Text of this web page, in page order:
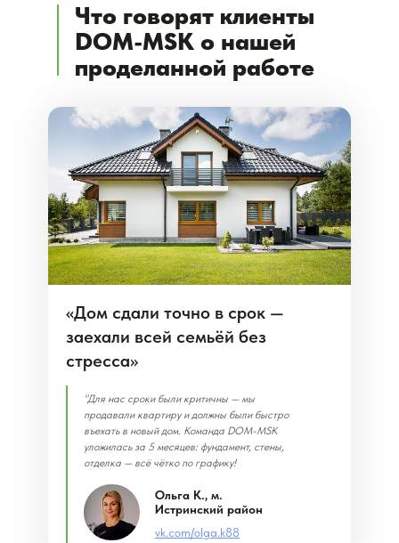
Что говорят клиенты
DOM-MSK о нашей
проделанной работе
«Дом сдали точно в срок —
заехали всей семьёй без
стресса»
Ольга К., м.
Истринский район
vk.com/olga.k88
"Для нас сроки были критичны — мы
продавали квартиру и должны были быстро
въехать в новый дом. Команда DOM-MSK
уложилась за 5 месяцев: фундамент, стены,
отделка — всё чётко по графику!